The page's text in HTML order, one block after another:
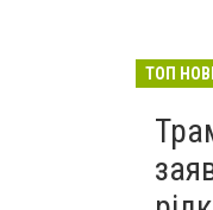
29 липня
ТОП